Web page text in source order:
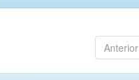
Anterior